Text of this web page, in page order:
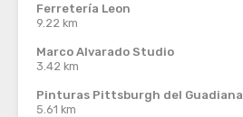
Ferretería Leon
9.22 km
Marco Alvarado Studio
3.42 km
Pinturas Pittsburgh del Guadiana
5.61 km